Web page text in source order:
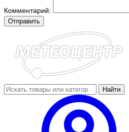
Комментарий:
Отправить
Найти